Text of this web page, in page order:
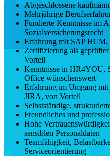
Abgeschlossene
Mehrjährige
Fundierte Kenntnisse im
Sozialversicherungsrecht
Erfahrung mit SAP HCM,
Zertifizierung als
Vorteil
Kenntnisse in HR4YOU,
Office wünschenswert
Erfahrung im Umgang mit
JIRA, von Vorteil
Selbstständige,
Freundliches und
Hohe
sensiblen Personaldaten
Teamfähigkeit,
Serviceorientierung